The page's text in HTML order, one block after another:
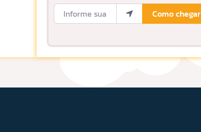
Informe sua Localização
Como chegar